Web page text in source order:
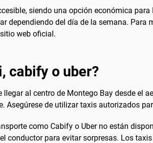
siendo una opción económica
dependiendo del día de la semana.
web oficial.
cabify o uber?
al centro de Montego Bay desde el
Asegúrese de utilizar taxis autorizados
como Cabify o Uber no están
conductor para evitar sorpresas. Los